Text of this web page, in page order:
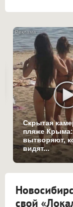
Скрытая
пляже
вытворяют,
видят...
свой